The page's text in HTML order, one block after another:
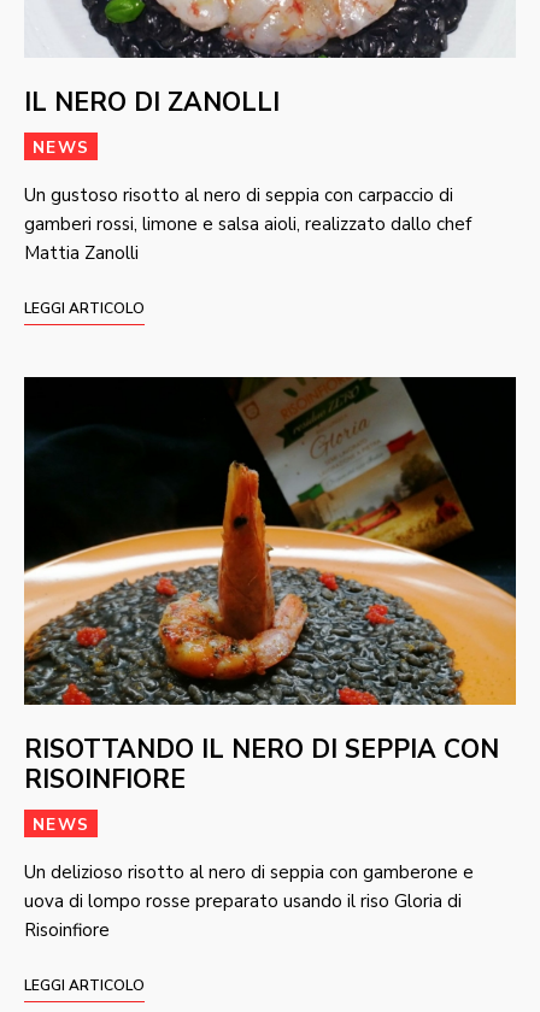
IL NERO DI ZANOLLI
NEWS
Un gustoso risotto al nero di seppia con carpaccio di
gamberi rossi, limone e salsa aioli, realizzato dallo chef
Mattia Zanolli
LEGGI ARTICOLO
RISOTTANDO IL NERO DI SEPPIA CON
RISOINFIORE
NEWS
Un delizioso risotto al nero di seppia con gamberone e
uova di lompo rosse preparato usando il riso Gloria di
Risoinfiore
LEGGI ARTICOLO